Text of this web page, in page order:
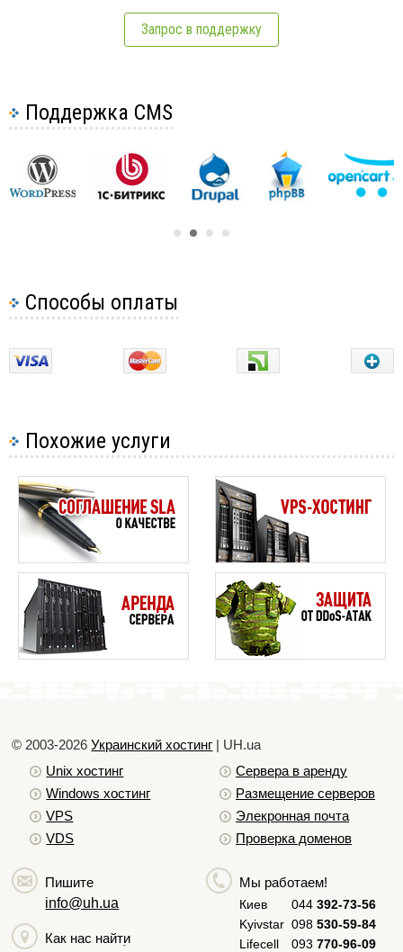
Изменение тарифа VPS
Лучшие 10 команд Linux, которые вы должны
Подключение по SSH
Как я могу перезагрузить сервер?
Хостинг выделенный сервер - плюсы и минусы
Как предоставить root-доступ через Sudo / SSH
Установка ПО на VPS 43
Создание нового пользователя с правами root
Как установить или изменить время на сервере
Выделенные серверы: часто задаваемые
вопросы
Хостинг Windows против хостинга Linux
Запрос в поддержку
Поддержка CMS
Способы оплаты
Похожие услуги
© 2003-2026Украинский хостинг | UH.ua
Unix хостинг
Windows хостинг
VPS
VDS
Сервера в аренду
Размещение серверов
Элекронная почта
Проверка доменов
Пишите
info@uh.ua
Как нас найти
Мы работаем!
Киев 044 392-73-56
Kyivstar 098 530-59-84
Lifecell
093 770-96-09